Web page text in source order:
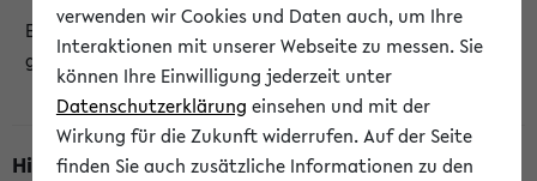
Es wurden keine jetzt stattfindenden Veranstaltungen
gefunden!
Hinweise zur Liste
verwenden wir Cookies und Daten auch, um Ihre
Interaktionen mit unserer Webseite zu messen. Sie
können Ihre Einwilligung jederzeit unter
Datenschutzerklärung einsehen und mit der
Wirkung für die Zukunft widerrufen. Auf der Seite
finden Sie auch zusätzliche Informationen zu den